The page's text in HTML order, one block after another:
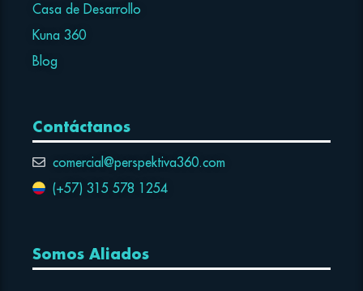
Casa de Desarrollo
Kuna 360
Blog
Contáctanos
comercial@perspektiva360.com
(+57) 315 578 1254
Somos Aliados